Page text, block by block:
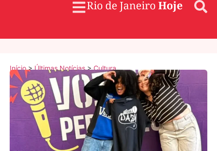
Início>Últimas Notícias>Cultura